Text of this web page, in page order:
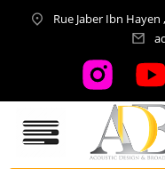
Rue Jaber Ibn
Nos services